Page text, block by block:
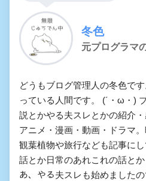
冬色
元プログラマ
どうもブログ管理人の冬色で
っている人間です。 (´・ω・)
説とかやる夫スレとかの紹介
アニメ・漫画・動画・ドラマ
観葉植物や旅行なども記事に
話とか日常のあれこれの話と
あ、やる夫スレも始めました